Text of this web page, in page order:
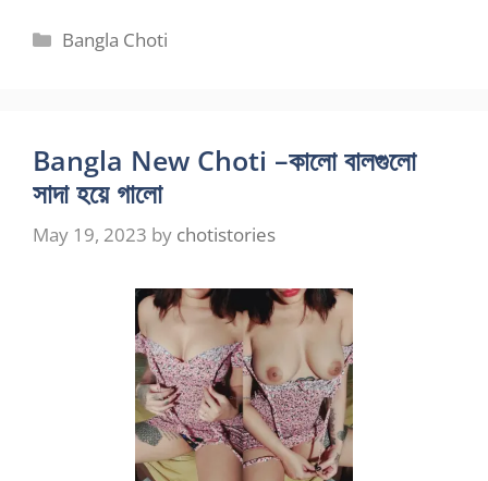
Categories
Bangla Choti
Bangla New Choti –কালো বালগুলো
সাদা হয়ে গালো
May 19, 2023 by chotistories